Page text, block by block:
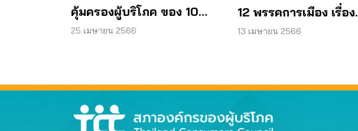
คุ้มครองผู้บริโภค ของ 10
พรรคการเมือง
25 เมษายน 2566
12 พรรคการเมือง เรื่อง
‘บำนาญถ้วนหน้า’
13 เมษายน 2566